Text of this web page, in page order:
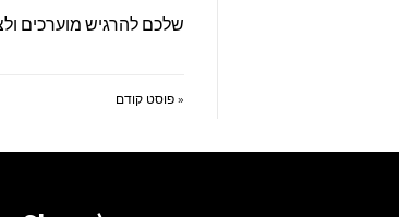
שלכם להרגיש מוערכים
« פוסט קודם